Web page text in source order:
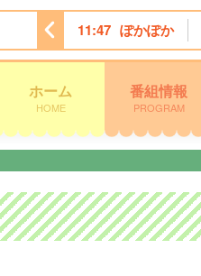
ｙｓ 11:47 ぽかぽか
ホーム
HOME
番組情報
PROGRAM